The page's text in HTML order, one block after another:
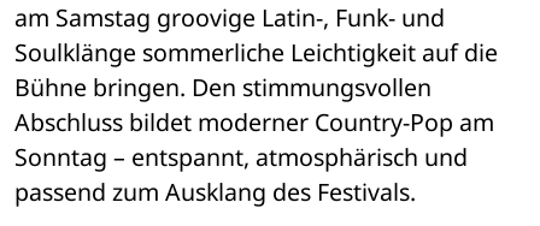
am Samstag groovige Latin-, Funk- und
Soulklänge sommerliche Leichtigkeit auf die
Bühne bringen. Den stimmungsvollen
Abschluss bildet moderner Country-Pop am
Sonntag – entspannt, atmosphärisch und
passend zum Ausklang des Festivals.